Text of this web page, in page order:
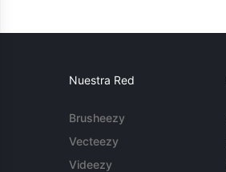
Nuestra Red
Brusheezy
Vecteezy
Videezy